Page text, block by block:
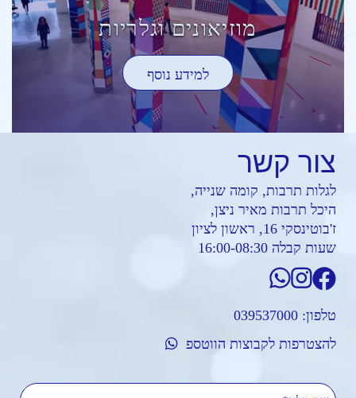
מוזיאונים וגלריות
למידע נוסף
צור קשר
לגלות תרבות, קומה שנייה,
היכל תרבות מאיר ניצן,
ז'בוטינסקי 16, ראשון לציון
שעות קבלה 16:00-08:30
טלפון: 039537000
להצטרפות לקבוצות הווטספ
שם מלא